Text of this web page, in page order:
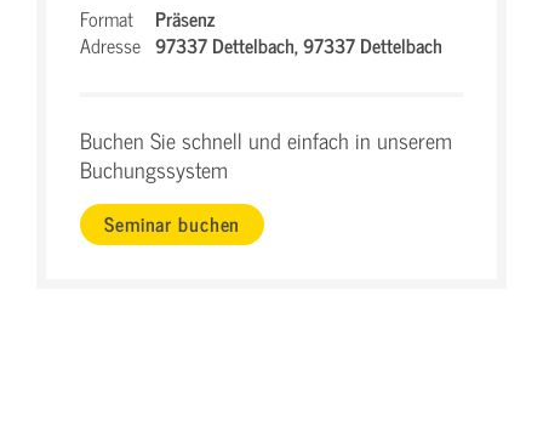
Format
Präsenz
Adresse 97337 Dettelbach,97337 Dettelbach
Buchen Sie schnell und einfach in unserem
Buchungssystem
Seminar buchen